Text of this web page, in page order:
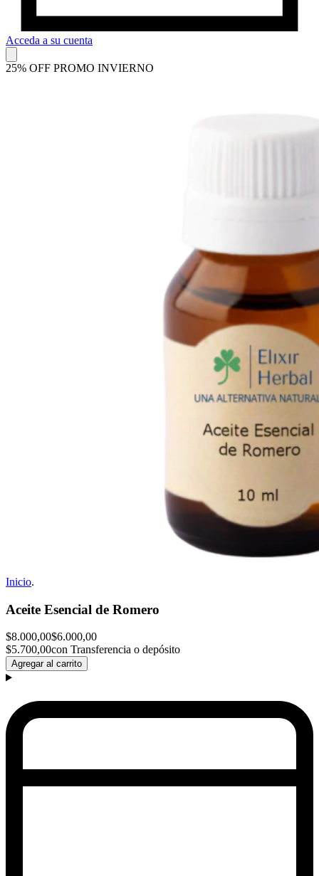
Acceda a su cuenta
25% OFF PROMO INVIERNO
Inicio.
Aceite Esencial de Romero
$8.000,00$6.000,00
$5.700,00con Transferencia o depósito
Agregar al carrito